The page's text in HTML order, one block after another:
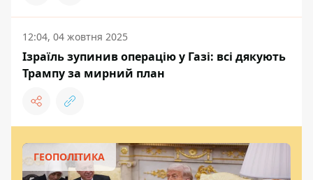
12:04, 04 жовтня 2025
Ізраїль зупинив операцію у Газі: всі дякують
Трампу за мирний план
ГЕОПОЛІТИКА